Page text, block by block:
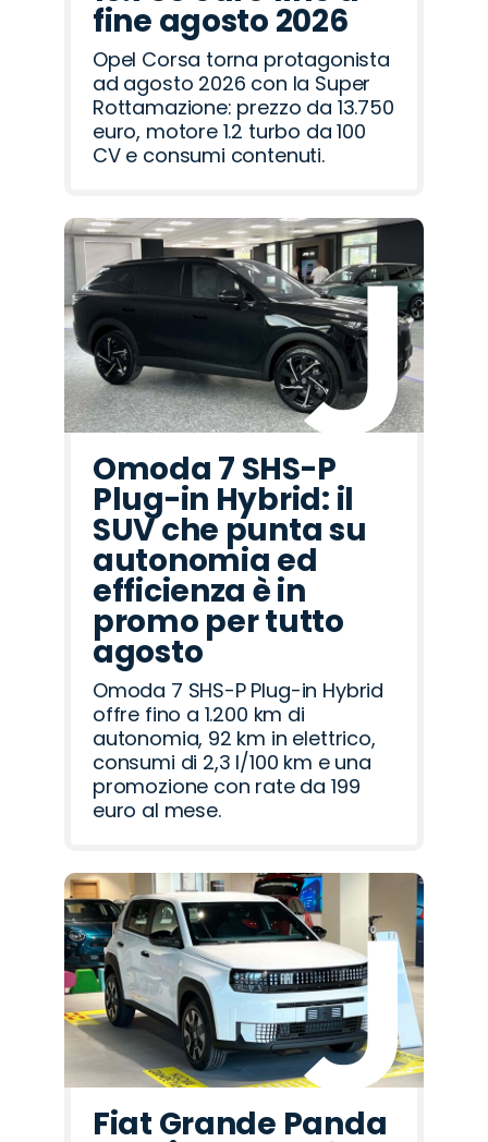
fine agosto 2026
Opel Corsa torna protagonista
ad agosto 2026 con la Super
Rottamazione: prezzo da 13.750
euro, motore 1.2 turbo da 100
CV e consumi contenuti.
Omoda 7 SHS-P
Plug-in Hybrid: il
SUV che punta su
autonomia ed
efficienza è in
promo per tutto
agosto
Omoda 7 SHS-P Plug-in Hybrid
offre fino a 1.200 km di
autonomia, 92 km in elettrico,
consumi di 2,3 l/100 km e una
promozione con rate da 199
euro al mese.
Fiat Grande Panda